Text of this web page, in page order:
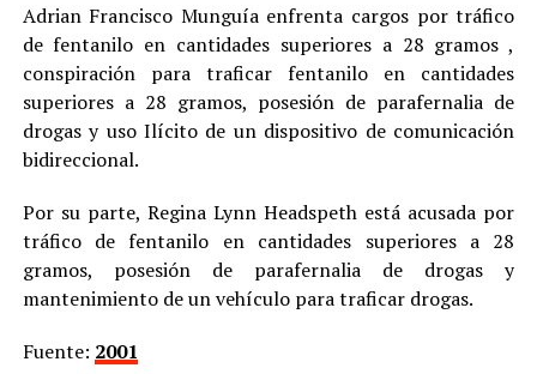
Adrian Francisco Munguía enfrenta cargos por tráfico
de fentanilo en cantidades superiores a 28 gramos ,
conspiración para traficar fentanilo en cantidades
superiores a 28 gramos, posesión de parafernalia de
drogas y uso Ilícito de un dispositivo de comunicación
bidireccional.
Por su parte, Regina Lynn Headspeth está acusada por
tráfico de fentanilo en cantidades superiores a 28
gramos, posesión de parafernalia de drogas y
mantenimiento de un vehículo para traficar drogas.
Fuente: 2001